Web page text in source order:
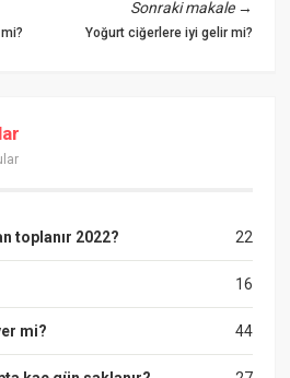
Sonraki makale→
Yoğurt ciğerlere iyi gelir mi?
22
toplanır 2022?
16
44
mi?